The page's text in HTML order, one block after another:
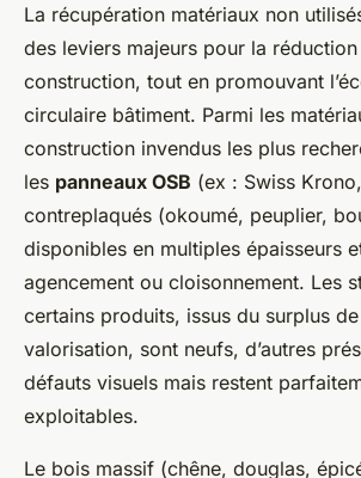
La récupération matériaux non
des leviers majeurs pour la
construction, tout en promouvant
circulaire bâtiment. Parmi les
construction invendus les plus
les panneaux OSB (ex : Swiss
contreplaqués (okoumé, peuplier,
disponibles en multiples épaisseurs
agencement ou cloisonnement. Les
certains produits, issus du surplus
valorisation, sont neufs, d’autres
défauts visuels mais restent
exploitables.
Le bois massif (chêne, douglas,